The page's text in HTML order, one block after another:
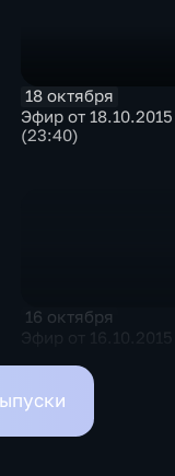
18 октября
Эфир от 18.10.2015
(23:40)
16 октября